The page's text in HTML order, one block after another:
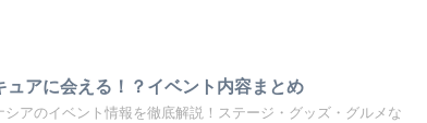
アに会える！？イベント内容まとめ
アのイベント情報を徹底解説！ステージ・グッズ・グルメな